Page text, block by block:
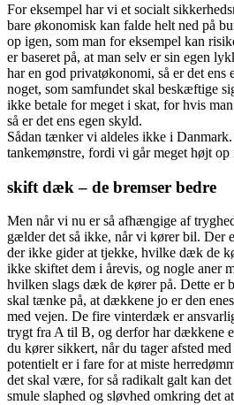
For eksempel har vi et socialt
bare økonomisk kan falde helt ned på
op igen, som man for eksempel kan
er baseret på, at man selv er sin egen
har en god privatøkonomi, så er det ens
noget, som samfundet skal beskæftige
ikke betale for meget i skat, for hvis
så er det ens egen skyld.
Sådan tænker vi aldeles ikke i
tankemønstre, fordi vi går meget højt op
skift dæk – de bremser bedre
Men når vi nu er så afhængige af
gælder det så ikke, når vi kører bil. Der
der ikke gider at tjekke, hvilke dæk de
ikke skiftet dem i årevis, og nogle aner
hvilken slags dæk de kører på. Dette er
skal tænke på, at dækkene jo er den
med vejen. De fire vinterdæk er
trygt fra A til B, og derfor har dækkene
du kører sikkert, når du tager afsted
potentielt er i fare for at miste
det skal være, for så radikalt galt kan det
smule slaphed og sløvhed omkring det